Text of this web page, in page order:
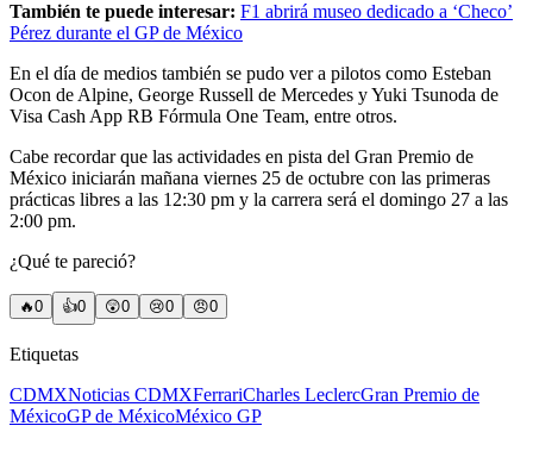
También te puede interesar: F1 abrirá museo dedicado a ‘Checo’
Pérez durante el GP de México
En el día de medios también se pudo ver a pilotos como Esteban
Ocon de Alpine, George Russell de Mercedes y Yuki Tsunoda de
Visa Cash App RB Fórmula One Team, entre otros.
Cabe recordar que las actividades en pista del Gran Premio de
México iniciarán mañana viernes 25 de octubre con las primeras
prácticas libres a las 12:30 pm y la carrera será el domingo 27 a las
2:00 pm.
¿Qué te pareció?
🔥0 👍0 😲0 😢0 😠0
Etiquetas
CDMXNoticias CDMXFerrariCharles LeclercGran Premio de
MéxicoGP de MéxicoMéxico GP